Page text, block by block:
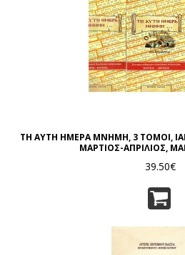
ΤΗ ΑΥΤΗ ΗΜΕΡΑ ΜΝΗΜΗ, 3 ΤΟΜΟΙ,
ΜΑΡΤΙΟΣ-ΑΠΡΙΛΙΟΣ,
39.50€